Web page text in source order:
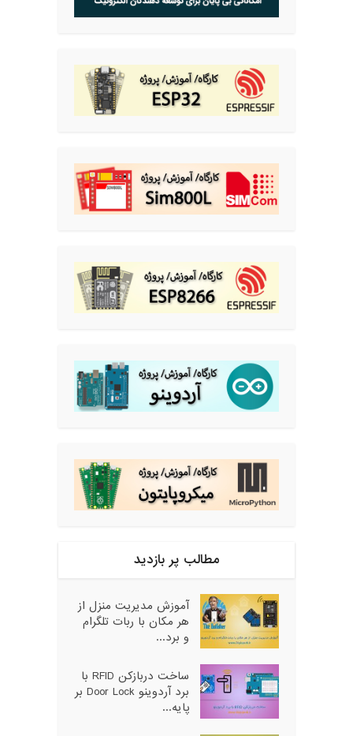
مطالب پر بازدید
آموزش مدیریت منزل از
هر مکان با ربات تلگرام
و برد...
ساخت دربازکن RFID با
برد آردوینو Door Lock بر
پایه...